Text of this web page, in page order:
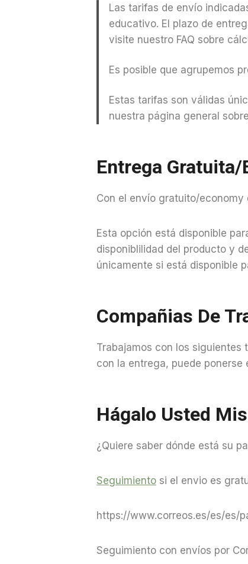
Las tarifas de envío
educativo. El plazo de
visite nuestro FAQ sobre
Es posible que agrupemos
Estas tarifas son válidas
nuestra página general sobre
Entrega
Con el envío gratuito/economy
Esta opción está disponible
disponiblilidad del producto y
únicamente si está disponible
Compañias De
Trabajamos con los siguientes
con la entrega, puede
Hágalo Usted
¿Quiere saber dónde está su
Seguimiento si el envio es
https://www.correos.es/es/es/
Seguimiento con envíos por